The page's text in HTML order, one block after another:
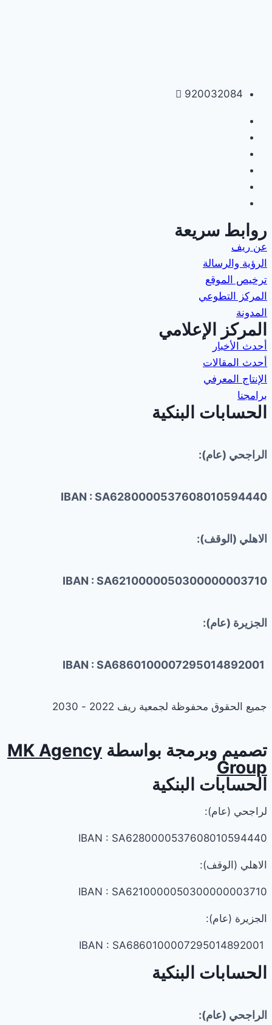
920032084
روابط سريعة
عن ريف
الرؤية والرسالة
ترخيص الموقع
المركز التطوعي
المدونة
المركز الإعلامي
أحدث الأخبار
أحدث المقالات
الإنتاج المعرفي
برامجنا
الحسابات البنكية
الراجحي (عام):
IBAN : SA6280000537608010594440
الاهلي (الوقف):
IBAN : SA6210000050300000003710
الجزيرة (عام):
جميع الحقوق محفوظة لجمعية ريف 2022 - 2030
تصميم وبرمجة بواسطة MK Agency
Group
الحسابات البنكية
لراجحي (عام):
IBAN : SA6280000537608010594440
الاهلي (الوقف):
IBAN : SA6210000050300000003710
الجزيرة (عام):
الحسابات البنكية
الراجحي (عام):